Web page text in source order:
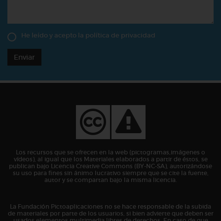
He leído y acepto la política de privacidad
Enviar
Los recursos que se ofrecen en la web (pictogramas,imágenes o
vídeos), al igual que los Materiales elaborados a partir de éstos, se
publican bajo Licencia Creative Commons (BY-NC-SA), autorizándose
su uso para fines sin ánimo lucrativo siempre que se cite la fuente,
autor y se compartan bajo la misma licencia.
La Fundación Pictoaplicaciones no se hace responsable de la subida
de materiales por parte de los usuarios, si bien advierte que deben ser